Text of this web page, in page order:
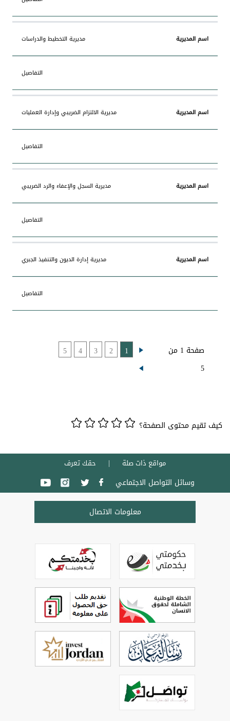
مديرية التخطيط والدراسات
التفاصيل
مديرية الالتزام الضريبي وإدارة العمليات
التفاصيل
مديرية السجل والإعفاء والرد الضريبي
التفاصيل
مديرية إدارة الديون والتنفيذ الجبري
التفاصيل
صفحة 1 من
5
1
2
3
4
5
كيف تقيم محتوى الصفحة؟
مواقع ذات صلة حقك تعرف
وسائل التواصل الاجتماعي
معلومات الاتصال